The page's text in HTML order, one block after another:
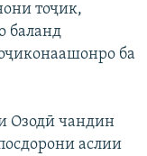
тоҷик,
баланд
ба
Озодӣ чандин
аслии